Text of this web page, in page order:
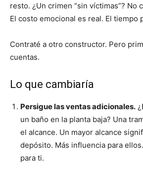
resto. ¿Un crimen “sin víctimas”? No
El costo emocional es real. El tiempo
Contraté a otro constructor. Pero
cuentas.
Lo que cambiaría
Persigue las ventas adicionales.
un baño en la planta baja? Una
el alcance. Un mayor alcance
depósito. Más influencia para
para ti.